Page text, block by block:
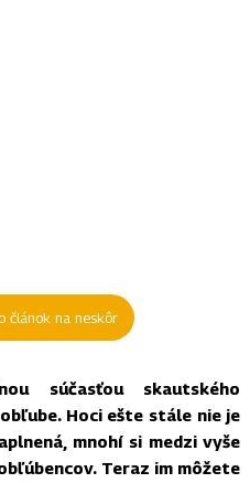
článok na neskôr
súčasťou skautského
Hoci ešte stále nie je
mnohí si medzi vyše
Teraz im môžete